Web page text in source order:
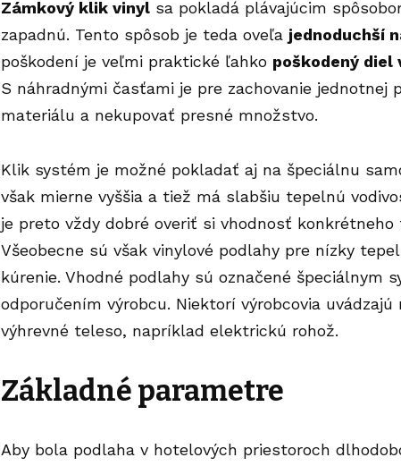
Zámkový klik vinyl sa pokladá plávajúcim
zapadnú. Tento spôsob je teda oveľa jednoduchší
poškodení je veľmi praktické ľahko poškodený diel
S náhradnými časťami je pre zachovanie jednotnej
materiálu a nekupovať presné množstvo.
Klik systém je možné pokladať aj na špeciálnu
však mierne vyššia a tiež má slabšiu tepelnú
je preto vždy dobré overiť si vhodnosť
Všeobecne sú však vinylové podlahy pre nízky
kúrenie. Vhodné podlahy sú označené špeciálnym
odporučením výrobcu. Niektorí výrobcovia
výhrevné teleso, napríklad elektrickú rohož.
Základné parametre
Aby bola podlaha v hotelových priestoroch